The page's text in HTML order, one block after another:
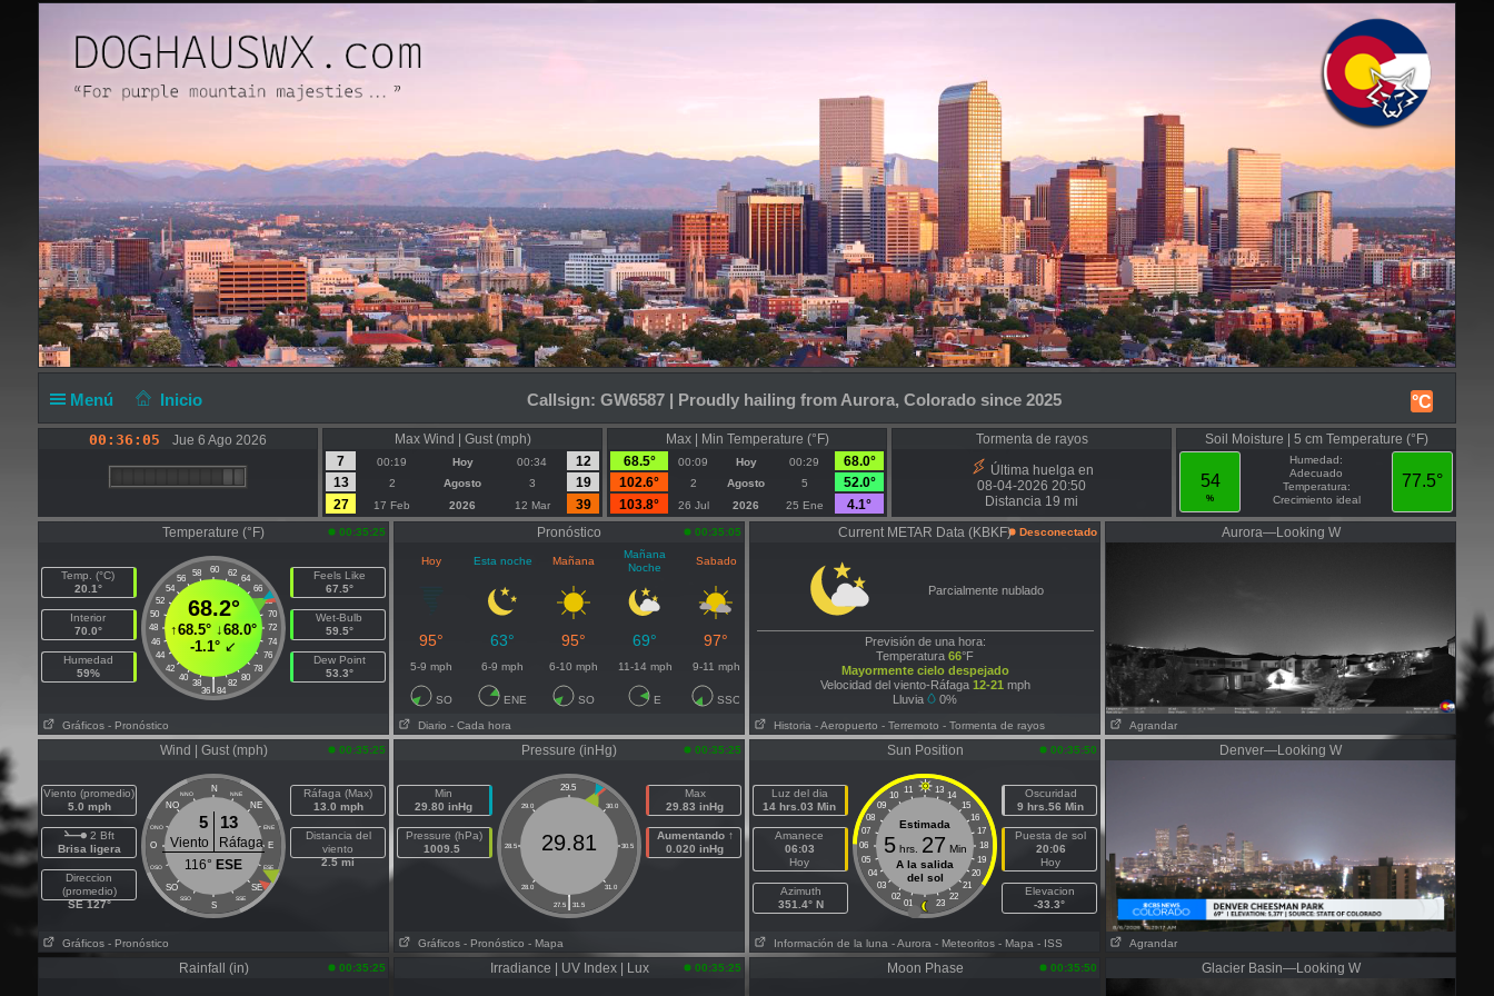
Menú Inicio °C
Callsign: GW6587 | Proudly hailing from Aurora, Colorado since 2025
00:36:05 Jue 6 Ago 2026
Max Wind | Gust (mph)
7
00:19 Hoy 00:34
12
13
2 Agosto 3
19
27
17 Feb 2026 12 Mar 39
Max | Min Temperature (°F)
68.5°
00:09 Hoy 00:29
68.0°
102.6°
2 Agosto 5
52.0°
103.8°
26 Jul 2026 25 Ene 4.1°
Tormenta de rayos
Última huelga en
08-04-2026 20:50
Distancia 19 mi
Soil Moisture | 5 cm Temperature (°F)
54
%
77.5°
Humedad:
Adecuado
Temperatura:
Crecimiento ideal
Temperature (°F) 00:35:25
Temp. (°C)
20.1°
Interior
70.0°
Humedad
59%
60
58 62
56
64
54
66
52
68
50
70
48
72
46
74
44
76
42
78
40
80
38 82
|
36 84
68.2°
↑68.5° ↓68.0°
-1.1° ↙
Feels Like
67.5°
Wet-Bulb
59.5°
Dew Point
53.3°
Gráficos - Pronóstico
Pronóstico 00:35:05
Hoy Esta noche Mañana
Mañana
Noche
Sabado
95° 63° 95° 69° 97°
5-9 mph 6-9 mph 6-10 mph 11-14 mph 9-11 mph
SO ENE SO E SSO
Diario - Cada hora
Current METAR Data (KBKF) Desconectado
Parcialmente nublado
Previsión de una hora:
Temperatura 66°F
Mayormente cielo despejado
Velocidad del viento-Ráfaga 12-21 mph
Lluvia
0%
Historia - Aeropuerto - Terremoto - Tormenta de rayos
Aurora—Looking W
Agrandar
Wind | Gust (mph) 00:35:25
Viento (promedio)
5.0 mph
2 Bft
Brisa ligera
Direccion
(promedio)
SE 127°
N
NNO NNE
NO NE
ONO ENE
O E
OSO ESE
SO SE
SSO SSE
S
5 13
Viento
Ráfaga
116° ESE
Ráfaga (Max)
13.0 mph
Distancia del
viento
2.5 mi
Gráficos - Pronóstico
Pressure (inHg) 00:35:25
Min
29.80 inHg
Pressure (hPa)
1009.5
29.5
29.0 30.0
28.5 30.5
28.0 31.0
|
27.5 31.5
29.81
Max
29.83 inHg
Aumentando ↑
0.020 inHg
Gráficos - Pronóstico - Mapa
Sun Position 00:35:50
Luz del dia
14 hrs.03 Min
Amanece
06:03
Hoy
Azimuth
351.4° N
11 13
10
14
09
15
08
16
07
17
06
18
05
19
04
20
03
21
02
22
01 23
Estimada
5hrs. 27 Min
A la salida
del sol
Oscuridad
9 hrs.56 Min
Puesta de sol
20:06
Hoy
Elevacion
-33.3°
Información de la luna - Aurora - Meteoritos - Mapa - ISS
Denver—Looking W
Agrandar
Rainfall (in) 00:35:25 Irradiance | UV Index | Lux 00:35:25 Moon Phase 00:35:50 Glacier Basin—Looking W